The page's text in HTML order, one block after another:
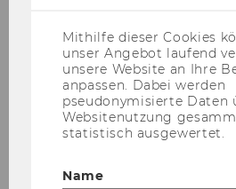
Mithilfe dieser Cookies
unser Angebot laufend
unsere Website an Ihre
anpassen. Dabei werden
pseudonymisierte Daten
Websitenutzung
statistisch ausgewertet.
Name